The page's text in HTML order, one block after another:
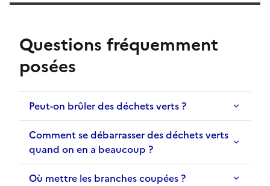
Questions fréquemment
posées
Peut-on brûler des déchets verts ?
Comment se débarrasser des déchets verts
quand on en a beaucoup ?
Où mettre les branches coupées ?